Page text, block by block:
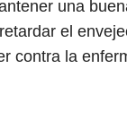
una
el
contra la